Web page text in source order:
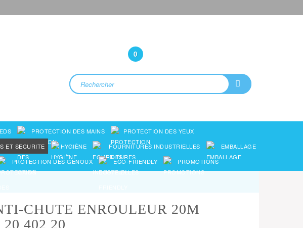
0
PROTECTION DES MAINS
PROTECTION DES YEUX
ET SECURITE HYGIÈNE FOURNITURES INDUSTRIELLES
EMBALLAGE
PROTECTION DES GENOUX ECO-FRIENDLY PROMOTIONS
CHUTE ENROULEUR 20M
20 402 20